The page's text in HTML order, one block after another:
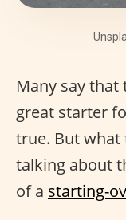
Many say
great starter
true. But
talking about
of a starting-